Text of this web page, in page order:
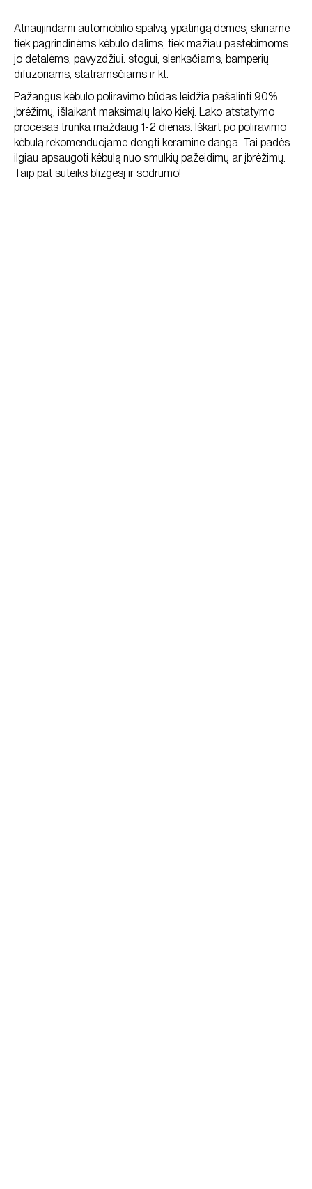
Atnaujindami automobilio spalvą, ypatingą dėmesį skiriame
tiek pagrindinėms kėbulo dalims, tiek mažiau pastebimoms
jo detalėms, pavyzdžiui: stogui, slenksčiams, bamperių
difuzoriams, statramsčiams ir kt.
Pažangus kėbulo poliravimo būdas leidžia pašalinti 90%
įbrėžimų, išlaikant maksimalų lako kiekį. Lako atstatymo
procesas trunka maždaug 1-2 dienas. Iškart po poliravimo
kėbulą rekomenduojame dengti keramine danga. Tai padės
ilgiau apsaugoti kėbulą nuo smulkių pažeidimų ar įbrėžimų.
Taip pat suteiks blizgesį ir sodrumo!